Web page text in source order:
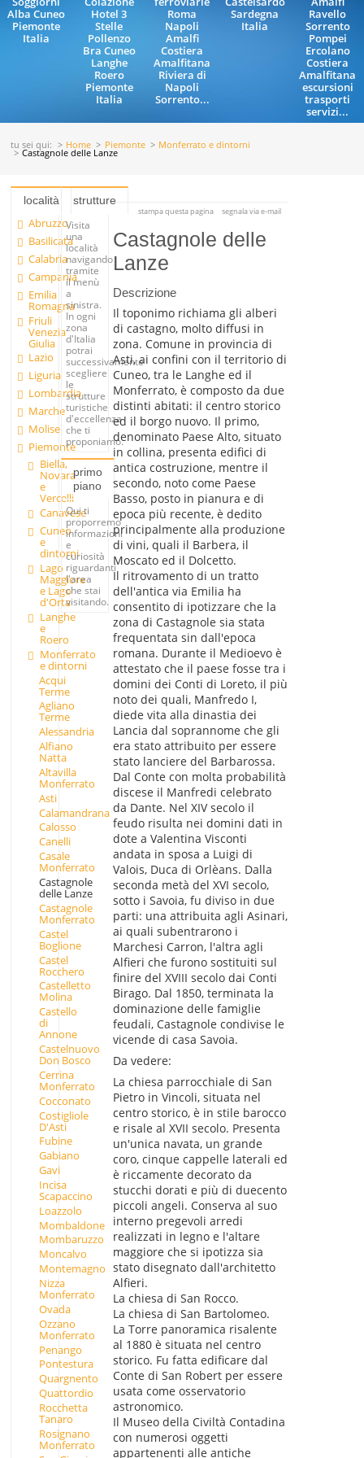
Alba Cuneo
Piemonte
Italia
Hotel 3
Stelle
Pollenzo
Bra Cuneo
Langhe
Roero
Piemonte
Italia
Roma
Napoli
Amalfi
Costiera
Amalfitana
Riviera di
Napoli
Sorrento...
Sardegna
Italia
Ravello
Sorrento
Pompei
Ercolano
Costiera
Amalfitana
escursioni
trasporti
servizi...
tu sei qui: Home Piemonte Monferrato e dintorni
Castagnole delle Lanze
località
Abruzzo
Basilicata
Calabria
Campania
Emilia
Romagna
Friuli
Venezia
Giulia
Lazio
Liguria
Lombardia
Marche
Molise
Piemonte
Biella,
Novara
e
Vercelli
Canavese
Cuneo
e
dintorni
Lago
Maggiore
e Lago
d'Orta
Langhe
e
Roero
Monferrato
e dintorni
Acqui
Terme
Agliano
Terme
Alessandria
Alfiano
Natta
Altavilla
Monferrato
Asti
Calamandrana
Calosso
Canelli
Casale
Monferrato
Castagnole
delle Lanze
Castagnole
Monferrato
Castel
Boglione
Castel
Rocchero
Castelletto
Molina
Castello
di
Annone
Castelnuovo
Don Bosco
Cerrina
Monferrato
Cocconato
Costigliole
D'Asti
Fubine
Gabiano
Gavi
Incisa
Scapaccino
Loazzolo
Mombaldone
Mombaruzzo
Moncalvo
Montemagno
Nizza
Monferrato
Ovada
Ozzano
Monferrato
Penango
Pontestura
Quargnento
Quattordio
Rocchetta
Tanaro
Rosignano
Monferrato
strutture
Visita
una
località
navigando
tramite
il menù
a
sinistra.
In ogni
zona
d'Italia
potrai
successivamente
scegliere
le
strutture
turistiche
d'eccellenza
che ti
proponiamo.
primo
piano
Qui ti
proporremo
informazioni
e
curiosità
riguardanti
l'area
che stai
visitando.
stampa questa pagina segnala via e-mail
Castagnole delle
Lanze
Descrizione
Il toponimo richiama gli alberi
di castagno, molto diffusi in
zona. Comune in provincia di
Asti, ai confini con il territorio di
Cuneo, tra le Langhe ed il
Monferrato, è composto da due
distinti abitati: il centro storico
ed il borgo nuovo. Il primo,
denominato Paese Alto, situato
in collina, presenta edifici di
antica costruzione, mentre il
secondo, noto come Paese
Basso, posto in pianura e di
epoca più recente, è dedito
principalmente alla produzione
di vini, quali il Barbera, il
Moscato ed il Dolcetto.
Il ritrovamento di un tratto
dell'antica via Emilia ha
consentito di ipotizzare che la
zona di Castagnole sia stata
frequentata sin dall'epoca
romana. Durante il Medioevo è
attestato che il paese fosse tra i
domini dei Conti di Loreto, il più
noto dei quali, Manfredo I,
diede vita alla dinastia dei
Lancia dal soprannome che gli
era stato attribuito per essere
stato lanciere del Barbarossa.
Dal Conte con molta probabilità
discese il Manfredi celebrato
da Dante. Nel XIV secolo il
feudo risulta nei domini dati in
dote a Valentina Visconti
andata in sposa a Luigi di
Valois, Duca di Orlèans. Dalla
seconda metà del XVI secolo,
sotto i Savoia, fu diviso in due
parti: una attribuita agli Asinari,
ai quali subentrarono i
Marchesi Carron, l'altra agli
Alfieri che furono sostituiti sul
finire del XVIII secolo dai Conti
Birago. Dal 1850, terminata la
dominazione delle famiglie
feudali, Castagnole condivise le
vicende di casa Savoia.
Da vedere:
La chiesa parrocchiale di San
Pietro in Vincoli, situata nel
centro storico, è in stile barocco
e risale al XVII secolo. Presenta
un'unica navata, un grande
coro, cinque cappelle laterali ed
è riccamente decorato da
stucchi dorati e più di duecento
piccoli angeli. Conserva al suo
interno pregevoli arredi
realizzati in legno e l'altare
maggiore che si ipotizza sia
stato disegnato dall'architetto
Alfieri.
La chiesa di San Rocco.
La chiesa di San Bartolomeo.
La Torre panoramica risalente
al 1880 è situata nel centro
storico. Fu fatta edificare dal
Conte di San Robert per essere
usata come osservatorio
astronomico.
Il Museo della Civiltà Contadina
con numerosi oggetti
appartenenti alle antiche